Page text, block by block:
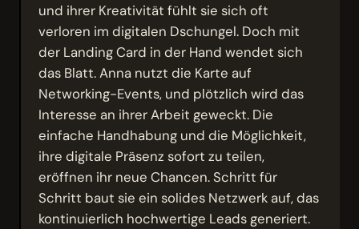
und ihrer Kreativität fühlt sie sich oft
verloren im digitalen Dschungel. Doch mit
der Landing Card in der Hand wendet sich
das Blatt. Anna nutzt die Karte auf
Networking-Events, und plötzlich wird das
Interesse an ihrer Arbeit geweckt. Die
einfache Handhabung und die Möglichkeit,
ihre digitale Präsenz sofort zu teilen,
eröffnen ihr neue Chancen. Schritt für
Schritt baut sie ein solides Netzwerk auf, das
kontinuierlich hochwertige Leads generiert.